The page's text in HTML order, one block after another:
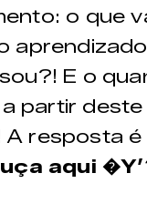
o que
E o
partir deste
A resposta é
aqui